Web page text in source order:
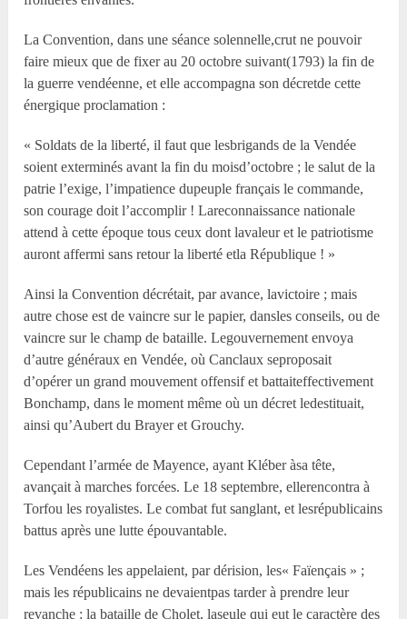
La Convention, dans une séance solennelle,crut ne pouvoir
faire mieux que de fixer au 20 octobre suivant(1793) la fin de
la guerre vendéenne, et elle accompagna son décretde cette
énergique proclamation :
« Soldats de la liberté, il faut que lesbrigands de la Vendée
soient exterminés avant la fin du moisd’octobre ; le salut de la
patrie l’exige, l’impatience dupeuple français le commande,
son courage doit l’accomplir ! Lareconnaissance nationale
attend à cette époque tous ceux dont lavaleur et le patriotisme
auront affermi sans retour la liberté etla République ! »
Ainsi la Convention décrétait, par avance, lavictoire ; mais
autre chose est de vaincre sur le papier, dansles conseils, ou de
vaincre sur le champ de bataille. Legouvernement envoya
d’autre généraux en Vendée, où Canclaux seproposait
d’opérer un grand mouvement offensif et battaiteffectivement
Bonchamp, dans le moment même où un décret ledestituait,
ainsi qu’Aubert du Brayer et Grouchy.
Cependant l’armée de Mayence, ayant Kléber àsa tête,
avançait à marches forcées. Le 18 septembre, ellerencontra à
Torfou les royalistes. Le combat fut sanglant, et lesrépublicains
battus après une lutte épouvantable.
Les Vendéens les appelaient, par dérision, les« Faïençais » ;
mais les républicains ne devaientpas tarder à prendre leur
revanche : la bataille de Cholet, laseule qui eut le caractère des